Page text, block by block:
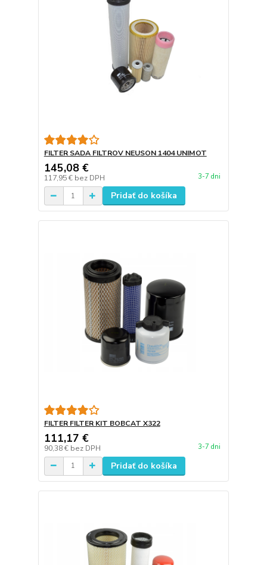
FILTER SADA FILTROV NEUSON 1404 UNIMOT
145,08 €
117,95 € bez DPH 3-7 dni
Pridať do košíka
FILTER FILTER KIT BOBCAT X322
111,17 €
90,38 € bez DPH 3-7 dni
Pridať do košíka